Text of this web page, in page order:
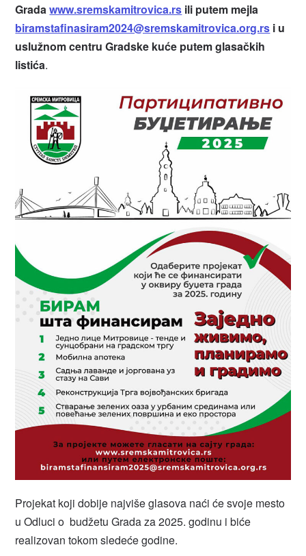
Gradawww.sremskamitrovica.rs ili putem mejla
biramstafinasiram2024@sremskamitrovica.org.rs i u
uslužnom centru Gradske kuće putem glasačkih
listića.
Projekat koji dobije najviše glasova naći će svoje mesto
u Odluci o budžetu Grada za 2025. godinu i biće
realizovan tokom sledeće godine.